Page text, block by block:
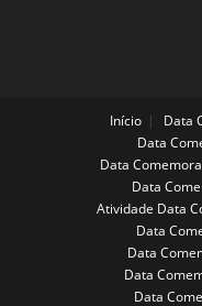
Início
Data
Data
Data
Data
Atividade Data
Data
Data
Data
Data